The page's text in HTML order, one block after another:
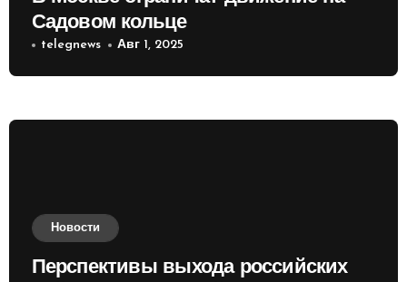
Садовом кольце
telegnews Авг 1, 2025
Новости
Перспективы выхода российских